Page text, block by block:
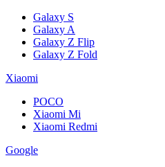
Galaxy S
Galaxy A
Galaxy Z Flip
Galaxy Z Fold
Xiaomi
POCO
Xiaomi Mi
Xiaomi Redmi
Google